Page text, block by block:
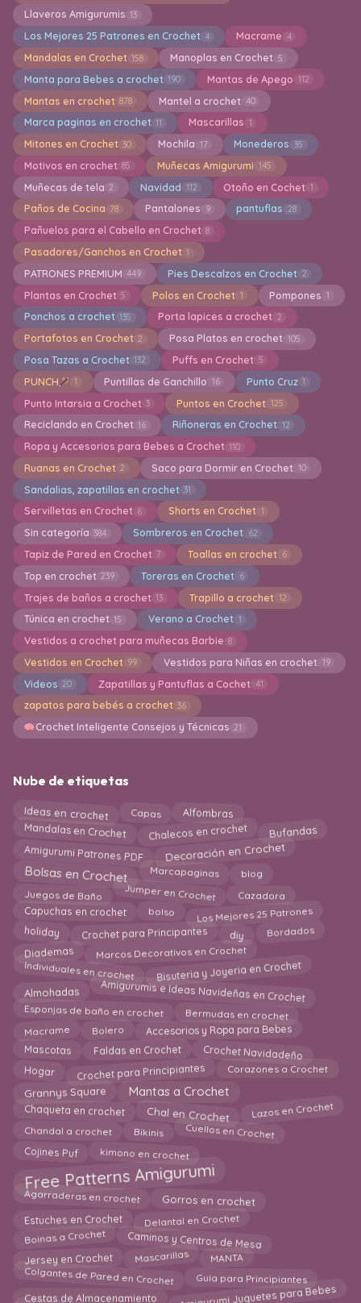
Llaveros Amigurumis 13
Los Mejores 25 Patrones en Crochet 4 Macrame 4
Mandalas en Crochet 158 Manoplas en Crochet 5
Manta para Bebes a crochet 190 Mantas de Apego 112
Mantas en crochet 878 Mantel a crochet 40
Marca paginas en crochet 11 Mascarillas 1
Mitones en Crochet 30 Mochila 17 Monederos 35
Motivos en crochet 85 Muñecas Amigurumi 145
Muñecas de tela 2 Navidad 112 Otoño en Cochet 1
Paños de Cocina 78 Pantalones 9 pantuflas 28
Pañuelos para el Cabello en Crochet 8
Pasadores/Ganchos en Crochet 1
PATRONES PREMIUM 449 Pies Descalzos en Crochet 2
Plantas en Crochet 5 Polos en Crochet 1 Pompones 1
Ponchos a crochet 135 Porta lapices a crochet 2
Portafotos en Crochet 2 Posa Platos en crochet 105
Posa Tazas a Crochet 132 Puffs en Crochet 5
PUNCH 1 Puntillas de Ganchillo 16 Punto Cruz 1
Punto Intarsia a Crochet 3 Puntos en Crochet 125
Reciclando en Crochet 16 Riñoneras en Crochet 12
Ropa y Accesorios para Bebes a Crochet 110
Ruanas en Crochet 2 Saco para Dormir en Crochet 10
Sandalias, zapatillas en crochet 31
Servilletas en Crochet 6 Shorts en Crochet 1
Sin categoría 384 Sombreros en Crochet 62
Tapiz de Pared en Crochet 7 Toallas en crochet 6
Top en crochet 239 Toreras en Crochet 6
Trajes de baños a crochet 13 Trapillo a crochet 12
Túnica en crochet 15 Verano a Crochet 1
Vestidos a crochet para muñecas Barbie 8
Vestidos en Crochet 99 Vestidos para Niñas en crochet 19
Videos 20 Zapatillas y Pantuflas a Cochet 41
zapatos para bebés a crochet 36
Crochet Inteligente Consejos y Técnicas 21
Nube de etiquetas
Ideas en crochet Capas Alfombras
Mandalas en Crochet Chalecos en crochet Bufandas
Amigurumi Patrones PDF Decoración en Crochet
Bolsas en Crochet Marcapaginas blog
Juegos de Baño Jumper en Crochet Cazadora
Capuchas en crochet bolso Los Mejores 25 Patrones
holiday Crochet para Principantes diy Bordados
Diademas Marcos Decorativos en Crochet
Individuales en crochet Bisuteria y Joyeria en Crochet
Almohadas Amigurumis e Ideas Navideñas en Crochet
Esponjas de baño en crochet Bermudas en crochet
Macrame Bolero Accesorios y Ropa para Bebes
Mascotas Faldas en Crochet Crochet Navidadeño
Hogar Crochet para Principiantes Corazones a Crochet
Grannys Square Mantas a Crochet
Chaqueta en crochet Chal en Crochet Lazos en Crochet
Chandal a crochet Bikinis Cuellos en Crochet
Cojines Puf kimono en crochet
Free Patterns Amigurumi
Agarraderas en crochet Gorros en crochet
Estuches en Crochet Delantal en Crochet
Boinas a Crochet Caminos y Centros de Mesa
Jersey en Crochet Mascarillas MANTA
Colgantes de Pared en Crochet Guía para Principiantes
Cestas de Almacenamiento